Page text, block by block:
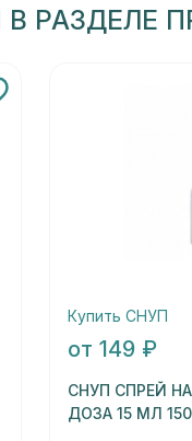
РАЗДЕЛЕ
Купить СНУП
от 149 ₽
СНУП СПРЕЙ
ДОЗА 15 МЛ